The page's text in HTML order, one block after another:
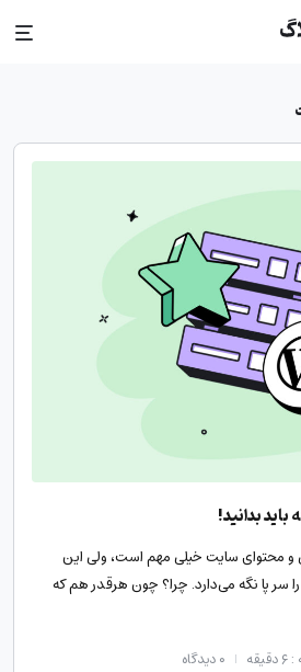
محتوای سایت خیلی مهم است، ولی این
پا نگه می‌دارد. چرا؟ چون هرقدر هم که
۰دیدگاه